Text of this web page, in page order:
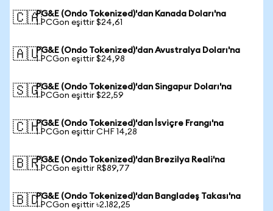
🇨🇦PG&E (Ondo Tokenized)'dan Kanada Doları'na
1 PCGon eşittir $24,61
🇦🇺PG&E (Ondo Tokenized)'dan Avustralya Doları'na
1 PCGon eşittir $24,98
🇸🇬PG&E (Ondo Tokenized)'dan Singapur Doları'na
1 PCGon eşittir $22,59
🇨🇭PG&E (Ondo Tokenized)'dan İsviçre Frangı'na
1 PCGon eşittir CHF 14,28
🇧🇷PG&E (Ondo Tokenized)'dan Brezilya Reali'na
1 PCGon eşittir R$89,77
🇧🇩PG&E (Ondo Tokenized)'dan Bangladeş Takası'na
1 PCGon eşittir ৳2.182,25